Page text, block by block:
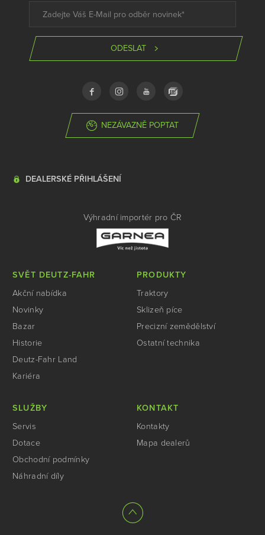
ODESLAT
NEZÁVAZNĚ POPTAT
DEALERSKÉ PŘIHLÁŠENÍ
Výhradní importér pro ČR
SVĚT DEUTZ-FAHR
Akční nabídka
Novinky
Bazar
Historie
Deutz-Fahr Land
Kariéra
PRODUKTY
Traktory
Sklizeň píce
Precizní zemědělství
Ostatní technika
SLUŽBY
Servis
Dotace
Obchodní podmínky
Náhradní díly
KONTAKT
Kontakty
Mapa dealerů